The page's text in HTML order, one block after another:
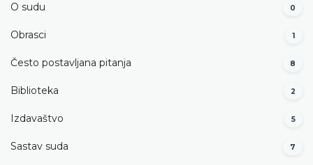
O sudu 0
Obrasci 1
Često postavljana pitanja 8
Biblioteka 2
Izdavaštvo 5
Sastav suda 7